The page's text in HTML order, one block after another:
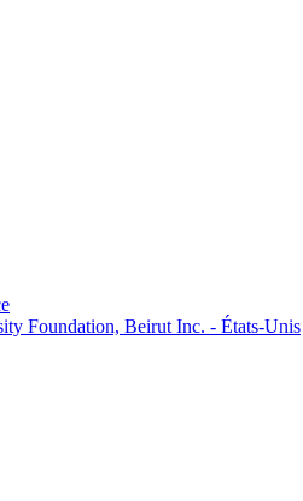
Foundation, Beirut Inc. - États-Unis